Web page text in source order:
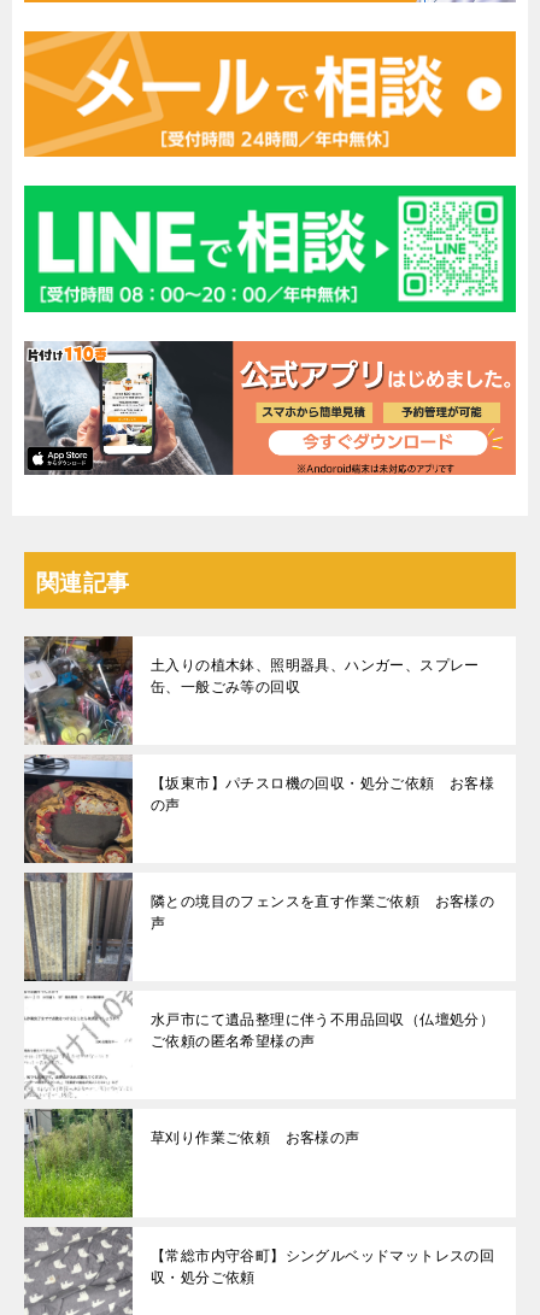
関連記事
土入りの植木鉢、照明器具、ハンガー、スプレー
缶、一般ごみ等の回収
【坂東市】パチスロ機の回収・処分ご依頼 お客様
の声
隣との境目のフェンスを直す作業ご依頼 お客様の
声
水戸市にて遺品整理に伴う不用品回収（仏壇処分）
ご依頼の匿名希望様の声
草刈り作業ご依頼 お客様の声
【常総市内守谷町】シングルベッドマットレスの回
収・処分ご依頼